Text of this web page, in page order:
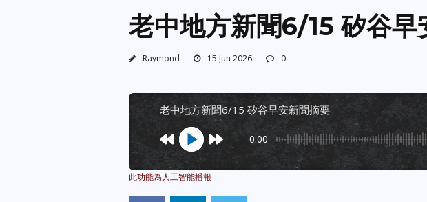
老中地方新聞6/15 矽谷早
Raymond 15 Jun 2026 0
老中地方新聞6/15 矽谷早安新聞摘要
0:00